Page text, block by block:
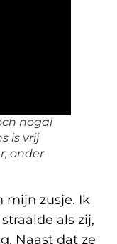
nogal
is vrij
onder
mijn zusje. Ik
als zij,
Naast dat ze